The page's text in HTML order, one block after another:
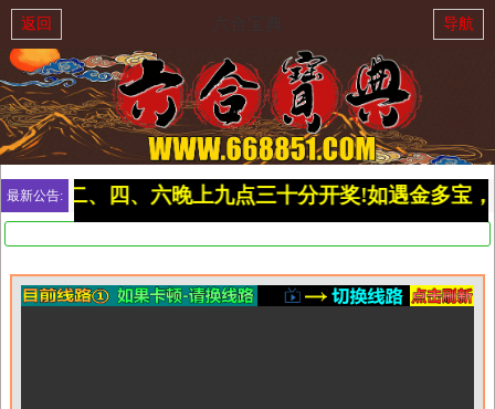
返回 导航
最新公告:
,每周二、四、六晚上九点三十分开奖!如遇金多